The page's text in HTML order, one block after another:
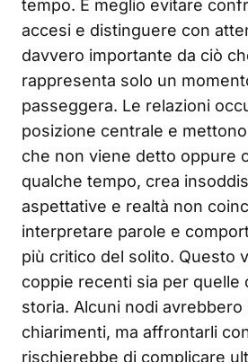
tempo. È meglio evitare
accesi e distinguere con
davvero importante da ciò
rappresenta solo un
passeggera. Le relazioni
posizione centrale e
che non viene detto oppure
qualche tempo, crea
aspettative e realtà non
interpretare parole e
più critico del solito. Questo
coppie recenti sia per quelle
storia. Alcuni nodi avrebbero
chiarimenti, ma affrontarli
rischierebbe di complicare